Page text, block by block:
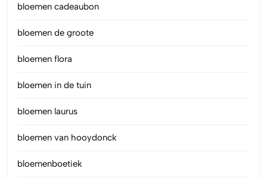
bloemen cadeaubon
bloemen de groote
bloemen flora
bloemen in de tuin
bloemen laurus
bloemen van hooydonck
bloemenboetiek